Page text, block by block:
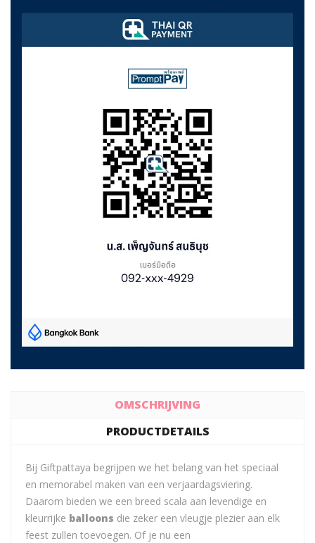
OMSCHRIJVING
PRODUCTDETAILS
Bij Giftpattaya begrijpen we het belang van het speciaal
en memorabel maken van een verjaardagsviering.
Daarom bieden we een breed scala aan levendige en
kleurrijke balloons die zeker een vleugje plezier aan elk
feest zullen toevoegen. Of je nu een